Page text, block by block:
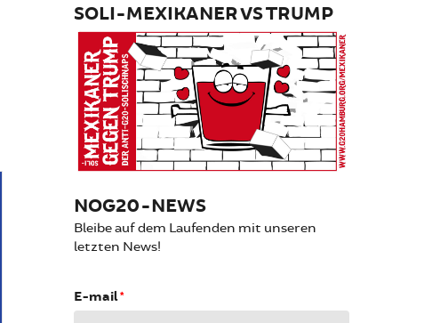
SOLI-MEXIKANER VS TRUMP
NOG20-NEWS
Bleibe auf dem Laufenden mit unseren
letzten News!
E-mail*